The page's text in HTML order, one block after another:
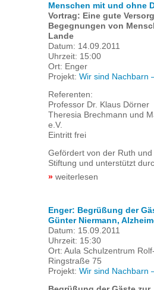
Menschen mit und ohne
Vortrag: Eine gute
Begegnungen von
Lande
Datum: 14.09.2011
Uhrzeit: 15:00
Ort: Enger
Projekt: Wir sind Nachbarn
Referenten:
Professor Dr. Klaus Dörner
Theresia Brechmann und
e.V.
Eintritt frei
Gefördert von der Ruth
Stiftung und unterstützt
weiterlesen
Enger: Begrüßung der
Günter Niermann,
Datum: 15.09.2011
Uhrzeit: 15:30
Ort: Aula Schulzentrum
Ringstraße 75
Projekt: Wir sind Nachbarn